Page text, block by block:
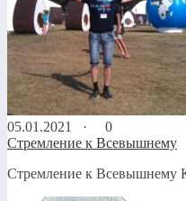
05.01.2021 ·
0
Стремление к Всевышнему
Стремление к Всевышнему